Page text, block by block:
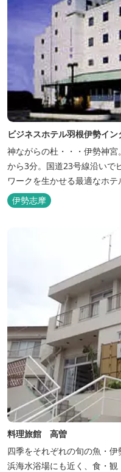
ビジネスホテル羽根伊勢イン
神ながらの杜・・・伊勢神
から3分。国道23号線沿いで
ワークを生かせる最適なホテ
伊勢志摩
料理旅館 高曽
四季をそれぞれの旬の魚・
浜海水浴場にも近く、食・観